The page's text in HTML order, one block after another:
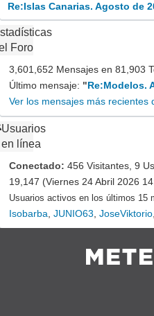
Re:Islas Canarias. Agosto de
Foro
3,601,652 Mensajes en 81,903
Último mensaje: "Re:Modelos.
Ver los mensajes más recientes
Usuarios
en línea
Conectado: 456 Visitantes, 9
19,147 (Viernes 24 Abril 2026
Usuarios activos en los últimos 15
Isobarba JUNIO63 JoseViktorio